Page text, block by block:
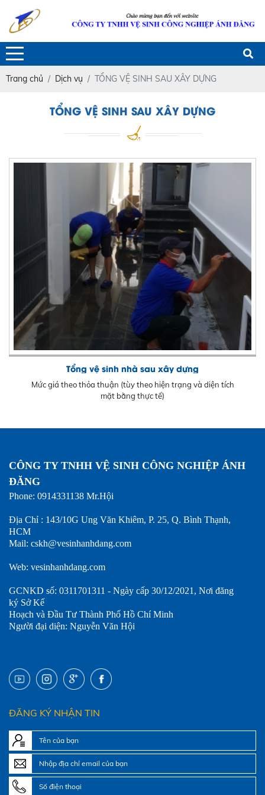
Trang chủ Dịch vụ TỔNG VỆ SINH SAU XÂY DỰNG
TỔNG VỆ SINH SAU XÂY DỰNG
Tổng vệ sinh nhà sau xây dựng
Mức giá theo thỏa thuận (tùy theo hiện trạng và diện tích
mặt bằng thực tế)
CÔNG TY TNHH VỆ SINH CÔNG NGHIỆP ÁNH
ĐĂNG
Phone: 0914331138 Mr.Hội
Địa Chỉ : 143/10G Ung Văn Khiêm, P. 25, Q. Bình Thạnh,
HCM
Mail: cskh@vesinhanhdang.com
Web: vesinhanhdang.com
GCNKD số: 0311701311 - Ngày cấp 30/12/2021, Nơi đăng
ký Sở Kế
Hoạch và Đầu Tư Thành Phố Hồ Chí Minh
Người đại diện: Nguyễn Văn Hội
ĐĂNG KÝ NHẬN TIN